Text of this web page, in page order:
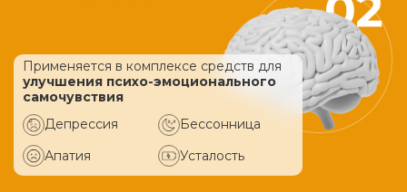
Применяется в комплексе средств для
улучшения психо-эмоционального
самочувствия
Депрессия
Бессонница
Апатия
Усталость